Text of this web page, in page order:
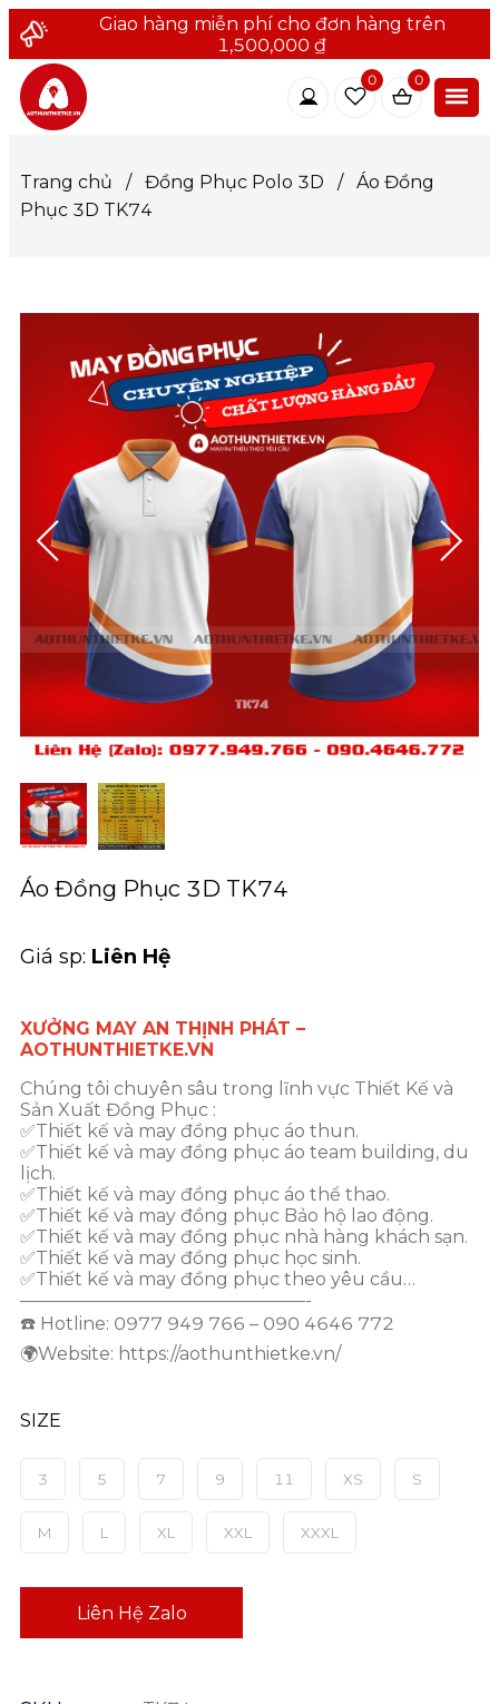
Giao hàng miễn phí cho đơn hàng trên
1,500,000 ₫
0 0
Trang chủ / Đồng Phục Polo 3D /
Áo Đồng
Phục 3D TK74
Áo Đồng Phục 3D TK74
XƯỞNG MAY AN THỊNH PHÁT –
AOTHUNTHIETKE.VN
Chúng tôi chuyên sâu trong lĩnh vực Thiết Kế và
Sản Xuất Đồng Phục :
✅Thiết kế và may đồng phục áo thun.
✅Thiết kế và may đồng phục áo team building, du
lịch.
✅Thiết kế và may đồng phục áo thể thao.
✅Thiết kế và may đồng phục Bảo hộ lao động.
✅Thiết kế và may đồng phục nhà hàng khách sạn.
✅Thiết kế và may đồng phục học sinh.
✅Thiết kế và may đồng phục theo yêu cầu…
————————————————-
☎️ Hotline: 0977 949 766 – 090 4646 772
🌍Website: https://aothunthietke.vn/
Liên Hệ Zalo
3 5 7 9 11 XS S
M L XL XXL XXXL
SIZE
Giá sp: Liên Hệ